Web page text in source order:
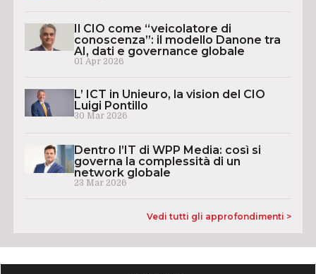
Il CIO come “veicolatore di
conoscenza”: il modello Danone tra
AI, dati e governance globale
01 Apr 2026
L’ ICT in Unieuro, la vision del CIO
Luigi Pontillo
30 Mar 2026
Dentro l’IT di WPP Media: così si
governa la complessità di un
network globale
23 Mar 2026
Vedi tutti gli approfondimenti >